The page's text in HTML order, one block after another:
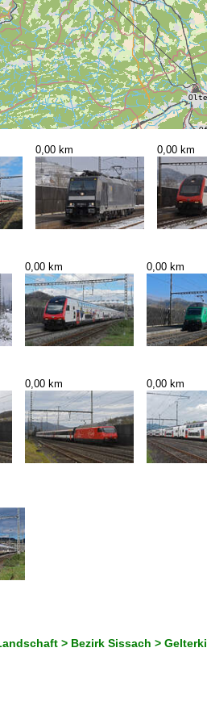
0,00 km 0,00 km
0,00 km 0,00 km
0,00 km 0,00 km
> Bezirk Sissach >